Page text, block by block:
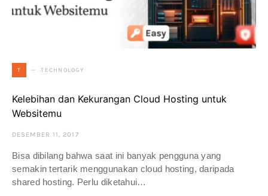
T TECHNOLOGY
Kelebihan dan Kekurangan Cloud Hosting untuk
Websitemu
DESEMBER 11, 2017
Bisa dibilang bahwa saat ini banyak pengguna yang
semakin tertarik menggunakan cloud hosting, daripada
shared hosting. Perlu diketahui…